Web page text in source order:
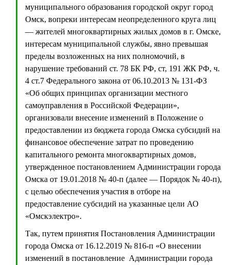
муниципального образования городской округ город
Омск, вопреки интересам неопределенного круга лиц
— жителей многоквартирных жилых домов в г. Омске,
интересам муниципальной службы, явно превышая
пределы возложенных на них полномочий, в
нарушение требований ст. 78 БК РФ, ст, 191 ЖК РФ, ч.
4 ст.7 Федерального закона от 06.10.2013 № 131-ФЗ
«Об общих принципах организации местного
самоуправления в Российской Федерации»,
организовали внесение изменений в Положение о
предоставлении из бюджета города Омска субсидий на
финансовое обеспечение затрат по проведению
капитального ремонта многоквартирных домов,
утвержденное постановлением Администрации города
Омска от 19.01.2018 № 40-п (далее — Порядок № 40-п),
с целью обеспечения участия в отборе на
предоставление субсидий на указанные цели АО
«Омскэлектро».
Так, путем принятия Постановления Администрации
города Омска от 16.12.2019 № 816-п «О внесении
изменений в постановление Администрации города